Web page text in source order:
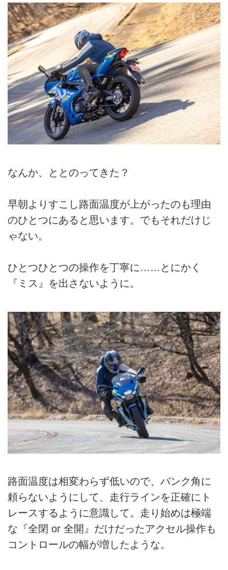
なんか、ととのってきた？
早朝よりすこし路面温度が上がったのも理由
のひとつにあると思います。でもそれだけじ
ゃない。
ひとつひとつの操作を丁寧に……とにかく
『ミス』を出さないように。
路面温度は相変わらず低いので、バンク角に
頼らないようにして、走行ラインを正確にト
レースするように意識して。走り始めは極端
な『全閉 or 全開』だけだったアクセル操作も
コントロールの幅が増したような。